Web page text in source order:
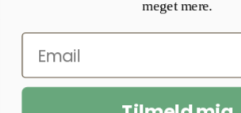
meget mere.